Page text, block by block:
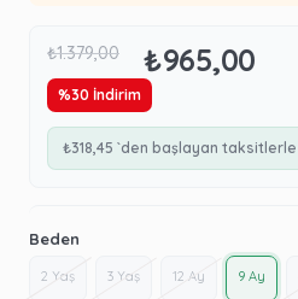
₺1.379,00 ₺965,00
%30 İndirim
₺318,45 `den başlayan taksitlerle
Beden
2 Yaş 3 Yaş 12 Ay 9 Ay